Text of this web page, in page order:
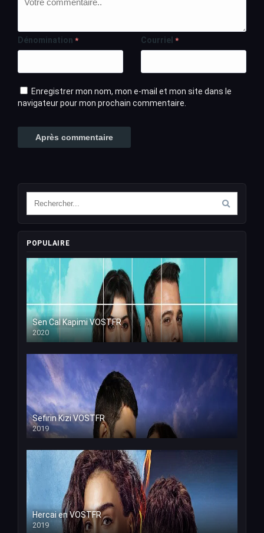
Dénomination * Courriel *
Enregistrer mon nom, mon e-mail et mon site dans le
navigateur pour mon prochain commentaire.
POPULAIRE
Sen Cal Kapimi VOSTFR
2020
Sefirin Kizi VOSTFR
2019
Hercai en VOSTFR
2019